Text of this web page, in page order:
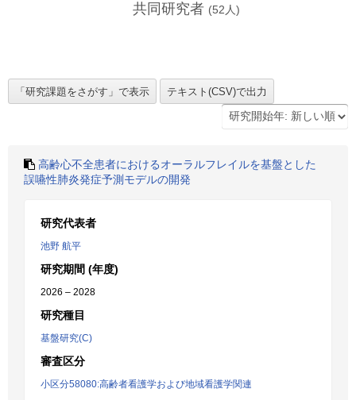
共同研究者 (52 人)
高齢心不全患者におけるオーラルフレイルを基盤とした
誤嚥性肺炎発症予測モデルの開発
研究代表者
池野 航平
研究期間 (年度)
2026 – 2028
研究種目
基盤研究(C)
審査区分
小区分58080:高齢者看護学および地域看護学関連